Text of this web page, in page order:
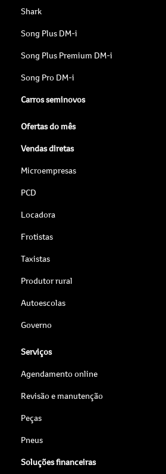
Shark
Song Plus DM-i
Song Plus Premium DM-i
Song Pro DM-i
Carros seminovos
Ofertas do mês
Vendas diretas
Microempresas
PCD
Locadora
Frotistas
Taxistas
Produtor rural
Autoescolas
Governo
Serviços
Agendamento online
Revisão e manutenção
Peças
Pneus
Soluções financeiras